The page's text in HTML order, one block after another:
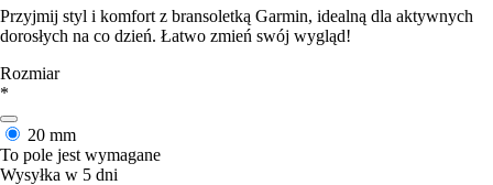
Przyjmij styl i komfort z bransoletką Garmin, idealną dla aktywnych
dorosłych na co dzień. Łatwo zmień swój wygląd!
Rozmiar
*
20 mm
To pole jest wymagane
Wysyłka w 5 dni